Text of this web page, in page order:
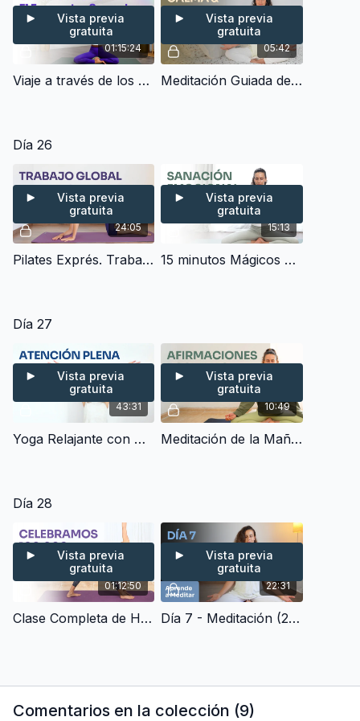
01:15:24
Vista previa
gratuita
Viaje a través de los Chakras – Hatha Yoga Clásico, Encuentro con lo Sagrado (70 min)
05:42
Vista previa
gratuita
Meditación Guiada de la Mañana - Empieza el día con Energía Positiva & Paz Interior (5 min)
Día 26
24:05
Vista previa
gratuita
Pilates Exprés. Trabajo Global de Todo el Cuerpo - Clase Completa Sin Material (20 min)
15:13
Vista previa
gratuita
15 minutos Mágicos para Eliminar Emociones Negativas, Ansiedad y Estrés - Meditación Guiada
Día 27
43:31
Vista previa
gratuita
Yoga Relajante con Atención Plena - Movimiento consciente y Respiración, Pranayama (40 min)
10:49
Vista previa
gratuita
Meditación de la Mañana - Afirmaciones Positivas para Empezar el Día (10 min)
Día 28
01:12:50
Vista previa
gratuita
Clase Completa de Hatha Yoga En Directo - Celebramos 100.000 Suscriptores en Youtube (50 min)
22:31
Vista previa
gratuita
Día 7 - Meditación (20 min) | Aprende a Meditar
Comentarios en la colección (9)